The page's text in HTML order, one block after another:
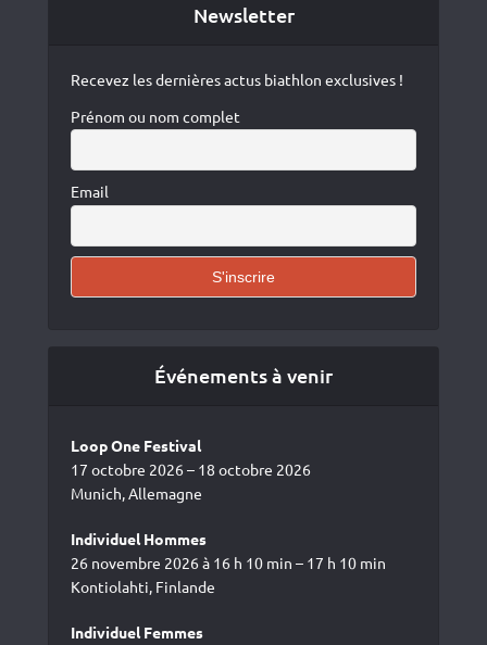
Newsletter
Recevez les dernières actus biathlon exclusives !
Prénom ou nom complet
Email
Événements à venir
Loop One Festival
17 octobre 2026 – 18 octobre 2026
Munich, Allemagne
Individuel Hommes
26 novembre 2026 à 16 h 10 min – 17 h 10 min
Kontiolahti, Finlande
Individuel Femmes